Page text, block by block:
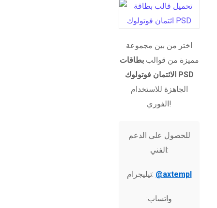
اختر من بين مجموعة
مميزة من قوالببطاقات
الائتمان فوتولوك PSD
الجاهزة للاستخدام
الفوري!
للحصول على الدعم
الفني:
تيليجرام: @axtempl
واتساب: